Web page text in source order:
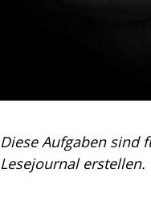
Diese Aufgaben sind
Lesejournal erstellen.